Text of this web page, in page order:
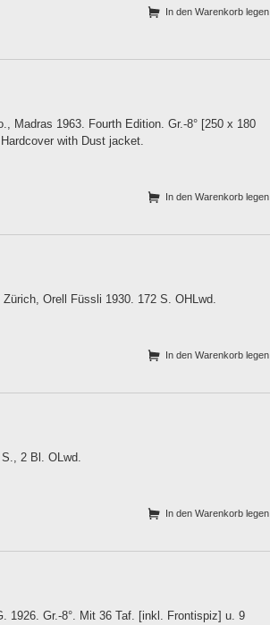
In den Warenkorb legen
Madras 1963. Fourth Edition. Gr.-8° [250 x 180
with Dust jacket.
In den Warenkorb legen
Orell Füssli 1930. 172 S. OHLwd.
In den Warenkorb legen
2 Bl. OLwd.
In den Warenkorb legen
1926. Gr.-8°. Mit 36 Taf. [inkl. Frontispiz] u. 9